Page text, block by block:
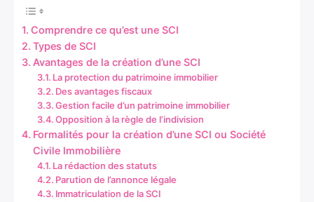
Comprendre ce qu’est une SCI
Types de SCI
Avantages de la création d’une SCI
La protection du patrimoine immobilier
Des avantages fiscaux
Gestion facile d’un patrimoine immobilier
Opposition à la règle de l’indivision
Formalités pour la création d’une SCI ou Société
Civile Immobilière
La rédaction des statuts
Parution de l’annonce légale
Immatriculation de la SCI